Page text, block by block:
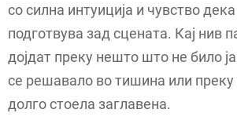
со силна интуиција и чувство
подготвува зад сцената. Кај нив
дојдат преку нешто што не било
се решавало во тишина или преку
долго стоела заглавена.